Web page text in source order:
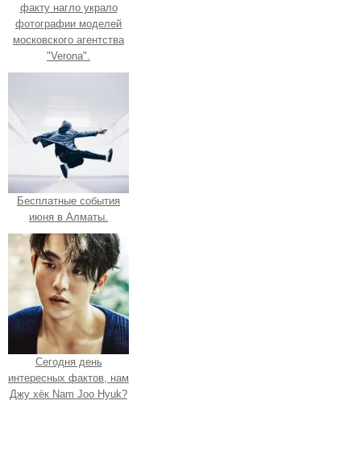
факту нагло украло
фотографии моделей
московского агентства
"Verona".
Бесплатные события
июня в Алматы.
Сегодня день
интересных фактов, нам
Джу хёк Nam Joo Hyuk?